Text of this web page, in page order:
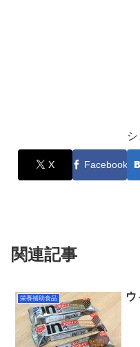
X Facebook
関連記事
栄養補助食品 ウ